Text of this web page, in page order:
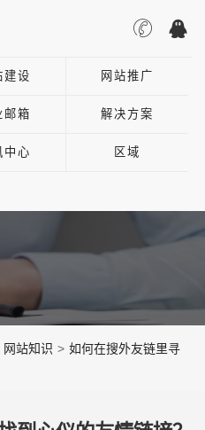
建设 网站推广
邮箱 解决方案
中心 区域
网站知识 > 如何在搜外友链里寻